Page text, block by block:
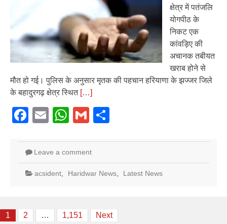
क्षेत्र में पतंजलि
योगपीठ के
निकट एक
कांवड़िए की
अचानक तबीयत
खराब होने से
मौत हो गई। पुलिस के अनुसार मृतक की पहचान हरियाणा के झज्जर जिले
के बहादुरगढ़ क्षेत्र स्थित […]
Facebook
EmailWhatsApp
Gmail
Leave a comment
acsident Haridwar News Latest News
Posts
1 2 … 1,151 Next